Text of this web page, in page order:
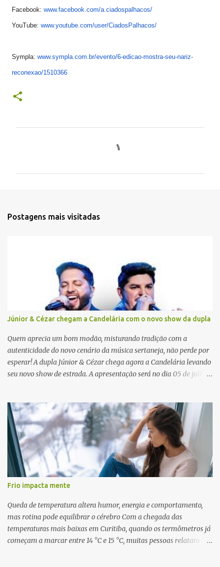
Facebook: www.facebook.com/a.ciadospalhacos/
YouTube: www.youtube.com/user/CiadosPalhacos/
Sympla: www.sympla.com.br/evento/6-edicao-mostra-seu-nariz-
reconexao/1510366
Postagens mais visitadas
Júnior & Cézar chegam a Candelária com o novo show da dupla
Quem aprecia um bom modão, misturando tradição com a
autenticidade do novo cenário da música sertaneja, não perde por
esperar! A dupla Júnior & Cézar chega agora a Candelária levando
seu novo show de estrada. A apresentação será no dia 05 de julho
barriga diferente. O projeto ‘Simplesmente’ ainda nem foi lançado
por completo e já ver o público cantando com a gente, show após
show, é algo surreal. Muita gente que nos acompanha, desde os
tempos de ‘Clone’ e ‘Golzinho Quadrado’ e, poder seguir juntos
agora, nessa caminhada com ‘Fraquinho de Aparência’, é
gratificante”, comentam os cantores. Além de rodar várias regiões
do Brasil com a agenda de shows, Júnior & Cézar estão lançando
"Simplesmente". O projeto nasceu em 2024, contendo 14 faixas
inéditas, com direção criativa de Fernando Trevisan (Catatau) e
direção musical de Eduardo Pepato....
Frio impacta mente
Queda de temperatura altera humor, energia e comportamento,
mas rotina pode equilibrar o cérebro Com a chegada das
temperaturas mais baixas em Curitiba, quando os termômetros já
começam a marcar entre 14 °C e 15 °C, muitas pessoas relatam